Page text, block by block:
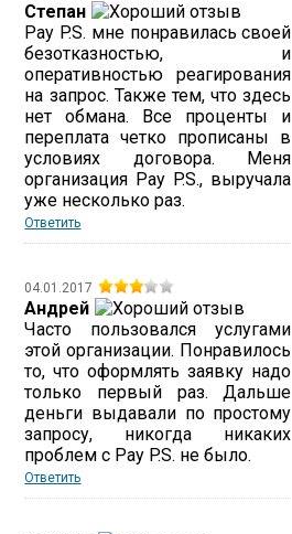
Степан
Pay P.S. мне понравилась своей
безотказностью, и
оперативностью реагирования
на запрос. Также тем, что здесь
нет обмана. Все проценты и
переплата четко прописаны в
условиях договора. Меня
организация Pay P.S., выручала
уже несколько раз.
Ответить
04.01.2017
Андрей
Часто пользовался услугами
этой организации. Понравилось
то, что оформлять заявку надо
только первый раз. Дальше
деньги выдавали по простому
запросу, никогда никаких
проблем с Pay P.S. не было.
Ответить